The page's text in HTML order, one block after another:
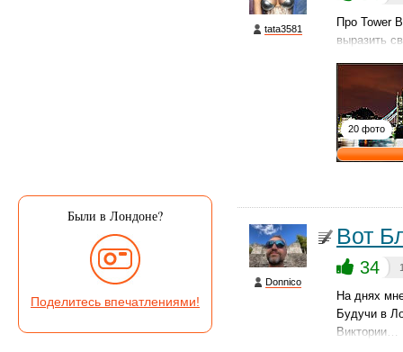
Были в Лондоне?
Поделитесь впечатлениями!
tata3581
Про Tower
выразить
20 фото
Donnico
Вот
34
На днях
Будучи в
Виктории…